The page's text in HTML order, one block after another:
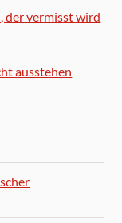
der vermisst wird
ausstehen